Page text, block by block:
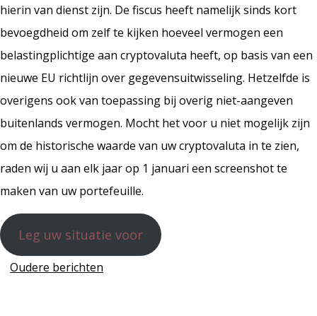
hierin van dienst zijn. De fiscus heeft namelijk sinds kort
bevoegdheid om zelf te kijken hoeveel vermogen een
belastingplichtige aan cryptovaluta heeft, op basis van een
nieuwe EU richtlijn over gegevensuitwisseling. Hetzelfde is
overigens ook van toepassing bij overig niet-aangeven
buitenlands vermogen. Mocht het voor u niet mogelijk zijn
om de historische waarde van uw cryptovaluta in te zien,
raden wij u aan elk jaar op 1 januari een screenshot te
maken van uw portefeuille.
Leg uw situatie voor
Berichtennavigatie
Oudere berichten